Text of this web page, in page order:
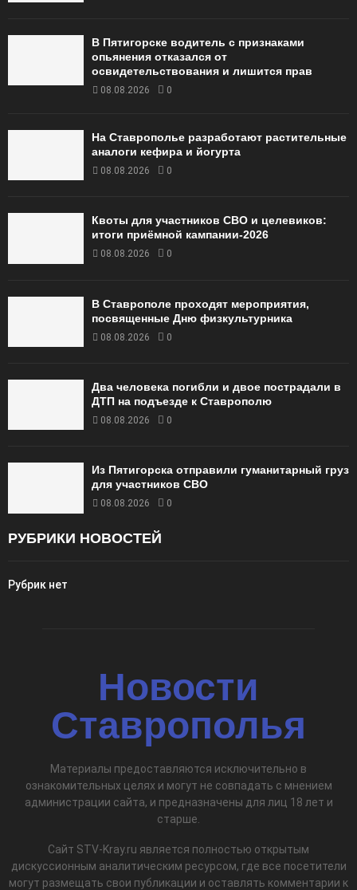
В Пятигорске водитель с признаками
опьянения отказался от
освидетельствования и лишится прав
08.08.2026 0
На Ставрополье разработают растительные
аналоги кефира и йогурта
08.08.2026 0
Квоты для участников СВО и целевиков:
итоги приёмной кампании‑2026
08.08.2026 0
В Ставрополе проходят мероприятия,
посвященные Дню физкультурника
08.08.2026 0
Два человека погибли и двое пострадали в
ДТП на подъезде к Ставрополю
08.08.2026 0
Из Пятигорска отправили гуманитарный груз
для участников СВО
08.08.2026 0
РУБРИКИ НОВОСТЕЙ
Рубрик нет
Новости
Ставрополья
Материалы предоставляются исключительно в
ознакомительных целях и могут не совпадать с мнением
администрации сайта, и предназначены для лиц 18 лет и
старше.
Сайт STV-Kray.ru является полностью открытым
дискуссионным аналитическим ресурсом, где все посетители
могут размещать свои публикации и оставлять комментарии к